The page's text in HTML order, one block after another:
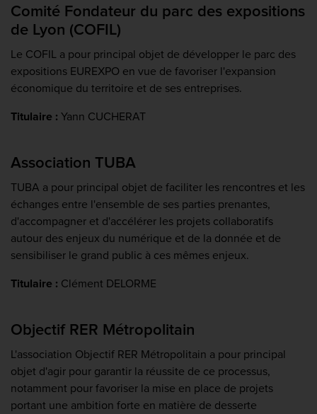
Comité Fondateur du parc des expositions
de Lyon (COFIL)
Le COFIL a pour principal objet de développer le parc des
expositions EUREXPO en vue de favoriser l'expansion
économique du territoire et de ses entreprises.
Titulaire : Yann CUCHERAT
Association TUBA
TUBA a pour principal objet de faciliter les rencontres et les
échanges entre l'ensemble de ses parties prenantes,
d'accompagner et d'accélérer les projets collaboratifs
autour des enjeux du numérique et de la donnée et de
sensibiliser le grand public à ces mêmes enjeux.
Titulaire : Clément DELORME
Objectif RER Métropolitain
L'association Objectif RER Métropolitain a pour principal
objet d'agir pour garantir la réussite de ce processus,
notamment pour favoriser la mise en place de projets
portant une ambition forte en matière de desserte